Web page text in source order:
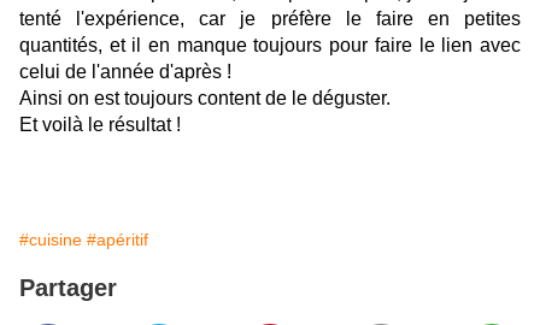
tenté l'expérience, car je préfère le faire en petites
quantités, et il en manque toujours pour faire le lien avec
celui de l'année d'après !
Ainsi on est toujours content de le déguster.
Et voilà le résultat !
#cuisine #apéritif
Partager